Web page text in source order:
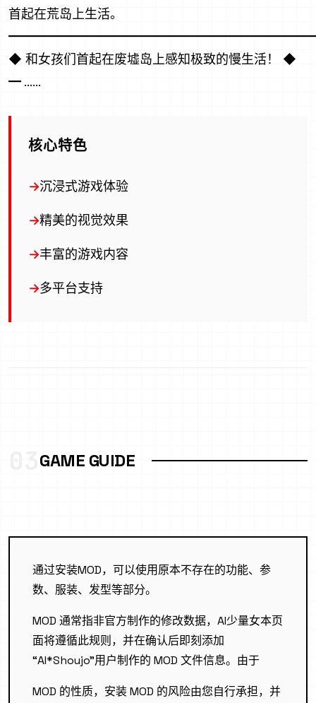
首起在荒岛上生活。
◆ 和女孩们首起在废墟岛上感知极致的慢生活！ ◆
━ ......
核心特色
沉浸式游戏体验
精美的视觉效果
丰富的游戏内容
多平台支持
GAME GUIDE
通过安装MOD，可以使用原本不存在的功能、参
数、服装、发型等部分。
MOD 通常指非官方制作的修改数据，AI少量女本页
面将遵循此规则，并在确认后即刻添加
“AI*Shoujo”用户制作的 MOD 文件信息。由于
MOD 的性质，安装 MOD 的风险由您自行承担，并